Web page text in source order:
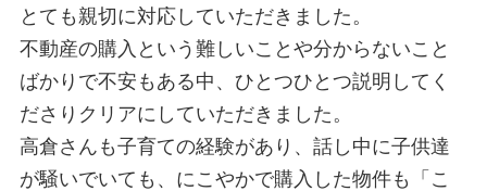
とても親切に対応していただきました。
不動産の購入という難しいことや分からないこと
ばかりで不安もある中、ひとつひとつ説明してく
ださりクリアにしていただきました。
高倉さんも子育ての経験があり、話し中に子供達
が騒いでいても、にこやかで購入した物件も「こ